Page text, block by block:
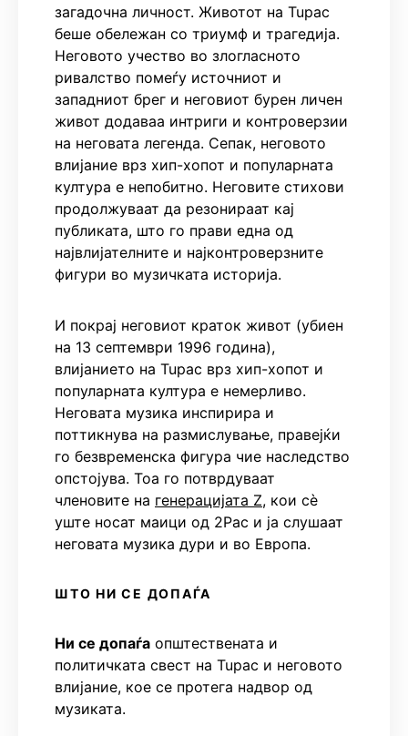
загадочна личност. Животот на Tupac
беше обележан со триумф и трагедија.
Неговото учество во злогласното
ривалство помеѓу источниот и
западниот брег и неговиот бурен личен
живот додаваа интриги и контроверзии
на неговата легенда. Сепак, неговото
влијание врз хип-хопот и популарната
култура е непобитно. Неговите стихови
продолжуваат да резонираат кај
публиката, што го прави една од
највлијателните и најконтроверзните
фигури во музичката историја.
И покрај неговиот краток живот (убиен
на 13 септември 1996 година),
влијанието на Tupac врз хип-хопот и
популарната култура е немерливо.
Неговата музика инспирира и
поттикнува на размислување, правејќи
го безвременска фигура чие наследство
опстојува. Тоа го потврдуваат
членовите на генерацијата Z, кои сè
уште носат маици од 2Pac и ја слушаат
неговата музика дури и во Европа.
ШТО НИ СЕ ДОПАЃА
Ни се допаѓа општествената и
политичката свест на Tupac и неговото
влијание, кое се протега надвор од
музиката.